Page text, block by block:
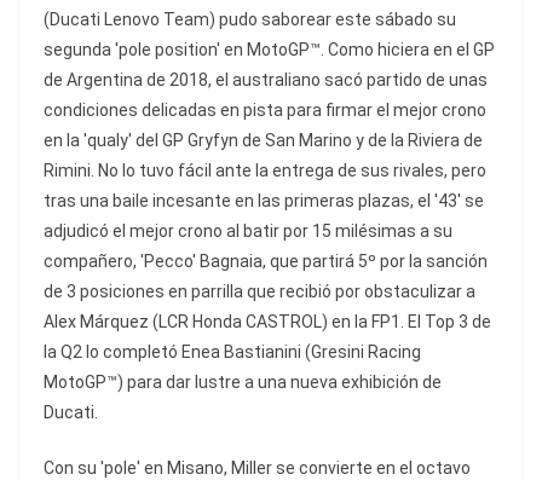
(Ducati Lenovo Team) pudo saborear este sábado su
segunda 'pole position' en MotoGP™. Como hiciera en el GP
de Argentina de 2018, el australiano sacó partido de unas
condiciones delicadas en pista para firmar el mejor crono
en la 'qualy' del GP Gryfyn de San Marino y de la Riviera de
Rimini. No lo tuvo fácil ante la entrega de sus rivales, pero
tras una baile incesante en las primeras plazas, el '43' se
adjudicó el mejor crono al batir por 15 milésimas a su
compañero, 'Pecco' Bagnaia, que partirá 5º por la sanción
de 3 posiciones en parrilla que recibió por obstaculizar a
Alex Márquez (LCR Honda CASTROL) en la FP1. El Top 3 de
la Q2 lo completó Enea Bastianini (Gresini Racing
MotoGP™) para dar lustre a una nueva exhibición de
Ducati.
Con su 'pole' en Misano, Miller se convierte en el octavo